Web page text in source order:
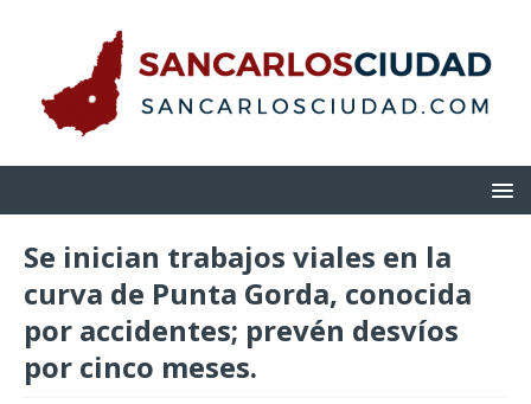
Se inician trabajos viales en la
curva de Punta Gorda, conocida
por accidentes; prevén desvíos
por cinco meses.